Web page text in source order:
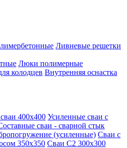
Ливневые решетки
Люки полимерные
колодцев Внутренняя оснастка
400х400 Усиленные сваи с
сваи - сварной стык
(усиленные) Сваи с
350х350 Сваи С2 300х300